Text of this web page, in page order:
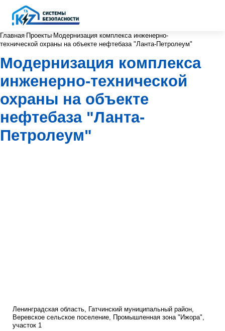
Главная Проекты Модернизация комплекса инженерно-
технической охраны на объекте нефтебаза "Ланта-Петролеум"
Модернизация комплекса
инженерно-технической
охраны на объекте
нефтебаза "Ланта-
Петролеум"
Ленинградская область, Гатчинский муниципальный район,
Веревское сельское поселение, Промышленная зона "Ижора",
участок 1